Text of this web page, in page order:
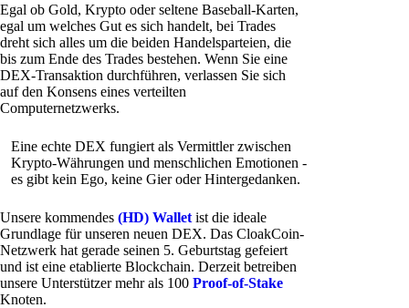
Egal ob Gold, Krypto oder seltene Baseball-Karten,
egal um welches Gut es sich handelt, bei Trades
dreht sich alles um die beiden Handelsparteien, die
bis zum Ende des Trades bestehen. Wenn Sie eine
DEX-Transaktion durchführen, verlassen Sie sich
auf den Konsens eines verteilten
Computernetzwerks.
Eine echte DEX fungiert als Vermittler zwischen
Krypto-Währungen und menschlichen Emotionen -
es gibt kein Ego, keine Gier oder Hintergedanken.
Unsere kommendes (HD) Wallet ist die ideale
Grundlage für unseren neuen DEX. Das CloakCoin-
Netzwerk hat gerade seinen 5. Geburtstag gefeiert
und ist eine etablierte Blockchain. Derzeit betreiben
unsere Unterstützer mehr als 100 Proof-of-Stake
Knoten.